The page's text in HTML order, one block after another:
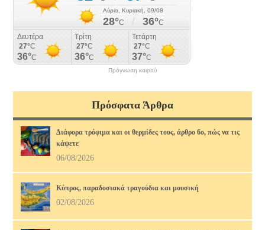
Πρόγνωση καιρού
Πρόσφατα Άρθρα
Διάφορα τρόφιμα και οι θερμίδες τους, άρθρο 6ο, πώς να τις
κάψετε
06/08/2026
Κύπρος, παραδοσιακά τραγούδια και μουσική
02/08/2026